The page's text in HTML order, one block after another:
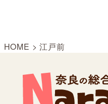
HOME >江戸前